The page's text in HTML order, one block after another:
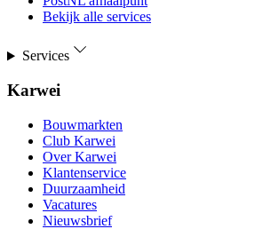
Bekijk alle services
Services
Karwei
Bouwmarkten
Club Karwei
Over Karwei
Klantenservice
Duurzaamheid
Vacatures
Nieuwsbrief